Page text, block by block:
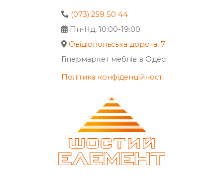
(073) 259 50 44
Пн-Нд, 10:00-19:00
Овідіопольська дорога, 7
Гіпермаркет меблів в Одесі
Політика конфіденційності